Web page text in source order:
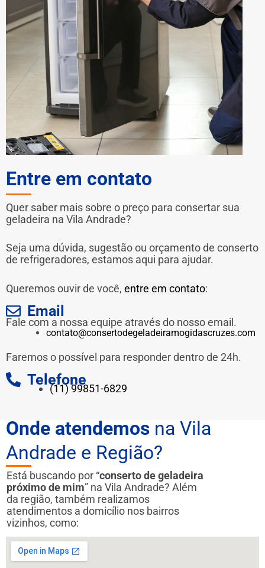
Entre em contato
Quer saber mais sobre o preço para consertar sua
geladeira na Vila Andrade?
Seja uma dúvida, sugestão ou orçamento de conserto
de refrigeradores, estamos aqui para ajudar.
Queremos ouvir de você, entre em contato:
Email
Fale com a nossa equipe através do nosso email.
contato@consertodegeladeiramogidascruzes.com
Faremos o possível para responder dentro de 24h.
Telefone
(11) 99851-6829
Onde atendemos na Vila
Andrade e Região?
Está buscando por “conserto de geladeira
próximo de mim” na Vila Andrade? Além
da região, também realizamos
atendimentos a domicílio nos bairros
vizinhos, como: